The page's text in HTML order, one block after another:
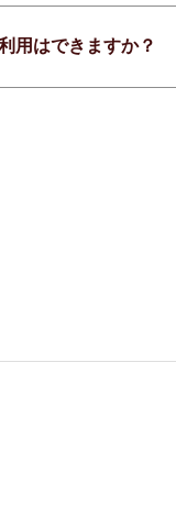
用はできますか？